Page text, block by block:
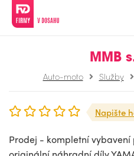
MMB
Auto-moto Služby
Napište
Prodej - kompletní